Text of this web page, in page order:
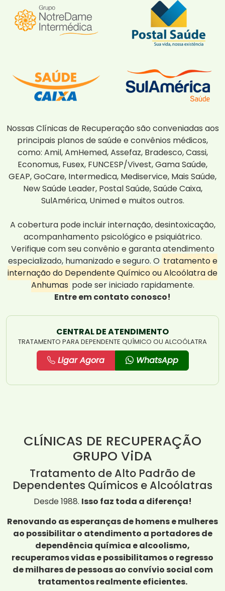
Nossas Clínicas de Recuperação são conveniadas aos
principais planos de saúde e convênios médicos,
como: Amil, AmHemed, Assefaz, Bradesco, Cassi,
Economus, Fusex, FUNCESP/Vivest, Gama Saúde,
GEAP, GoCare, Intermedica, Mediservice, Mais Saúde,
New Saúde Leader, Postal Saúde, Saúde Caixa,
SulAmérica, Unimed e muitos outros.
A cobertura pode incluir internação, desintoxicação,
acompanhamento psicológico e psiquiátrico.
Verifique com seu convênio e garanta atendimento
especializado, humanizado e seguro. O tratamento e
internação do Dependente Químico ou Alcoólatra de
Anhumas pode ser iniciado rapidamente.
Entre em contato conosco!
CENTRAL DE ATENDIMENTO
TRATAMENTO PARA DEPENDENTE QUÍMICO OU ALCOÓLATRA
Ligar Agora WhatsApp
CLÍNICAS DE RECUPERAÇÃO
GRUPO ViDA
Tratamento de Alto Padrão de
Dependentes Químicos e Alcoólatras
Desde 1988. Isso faz toda a diferença!
Renovando as esperanças de homens e mulheres
ao possibilitar o atendimento a portadores de
dependência química e alcoolismo,
recuperamos vidas e possibilitamos o regresso
de milhares de pessoas ao convívio social com
tratamentos realmente eficientes.